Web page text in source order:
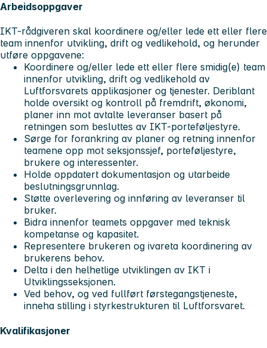
Arbeidsoppgaver
IKT-rådgiveren skal koordinere og/eller lede ett eller flere
team innenfor utvikling, drift og vedlikehold, og herunder
utføre oppgavene:
Koordinere og/eller lede ett eller flere smidig(e) team
innenfor utvikling, drift og vedlikehold av
Luftforsvarets applikasjoner og tjenester. Deriblant
holde oversikt og kontroll på fremdrift, økonomi,
planer inn mot avtalte leveranser basert på
retningen som besluttes av IKT-porteføljestyre.
Sørge for forankring av planer og retning innenfor
teamene opp mot seksjonssjef, porteføljestyre,
brukere og interessenter.
Holde oppdatert dokumentasjon og utarbeide
beslutningsgrunnlag.
Støtte overlevering og innføring av leveranser til
bruker.
Bidra innenfor teamets oppgaver med teknisk
kompetanse og kapasitet.
Representere brukeren og ivareta koordinering av
brukerens behov.
Delta i den helhetlige utviklingen av IKT i
Utviklingsseksjonen.
Ved behov, og ved fullført førstegangstjeneste,
inneha stilling i styrkestrukturen til Luftforsvaret.
Kvalifikasjoner